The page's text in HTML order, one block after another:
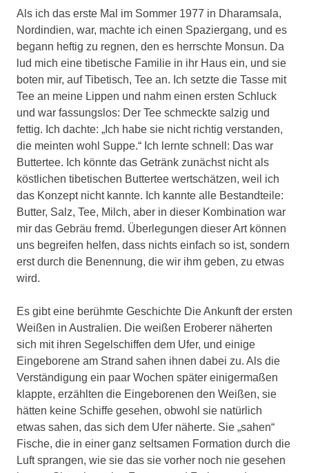
Als ich das erste Mal im Sommer 1977 in Dharamsala,
Nordindien, war, machte ich einen Spaziergang, und es
begann heftig zu regnen, den es herrschte Monsun. Da
lud mich eine tibetische Familie in ihr Haus ein, und sie
boten mir, auf Tibetisch, Tee an. Ich setzte die Tasse mit
Tee an meine Lippen und nahm einen ersten Schluck
und war fassungslos: Der Tee schmeckte salzig und
fettig. Ich dachte: „Ich habe sie nicht richtig verstanden,
die meinten wohl Suppe.“ Ich lernte schnell: Das war
Buttertee. Ich könnte das Getränk zunächst nicht als
köstlichen tibetischen Buttertee wertschätzen, weil ich
das Konzept nicht kannte. Ich kannte alle Bestandteile:
Butter, Salz, Tee, Milch, aber in dieser Kombination war
mir das Gebräu fremd. Überlegungen dieser Art können
uns begreifen helfen, dass nichts einfach so ist, sondern
erst durch die Benennung, die wir ihm geben, zu etwas
wird.
Es gibt eine berühmte Geschichte Die Ankunft der ersten
Weißen in Australien. Die weißen Eroberer näherten
sich mit ihren Segelschiffen dem Ufer, und einige
Eingeborene am Strand sahen ihnen dabei zu. Als die
Verständigung ein paar Wochen später einigermaßen
klappte, erzählten die Eingeborenen den Weißen, sie
hätten keine Schiffe gesehen, obwohl sie natürlich
etwas sahen, das sich dem Ufer näherte. Sie „sahen“
Fische, die in einer ganz seltsamen Formation durch die
Luft sprangen, wie sie das sie vorher noch nie gesehen